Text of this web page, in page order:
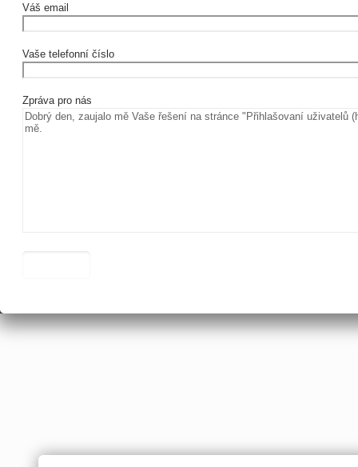
Váš email
Vaše telefonní číslo
Zpráva pro nás